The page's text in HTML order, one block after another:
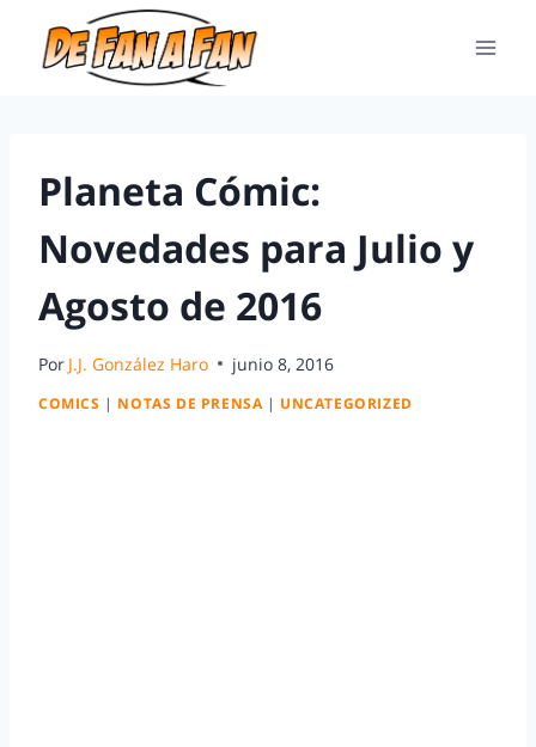
Planeta Cómic:
Novedades para Julio y
Agosto de 2016
Por J.J. González Haro junio 8, 2016
COMICS | NOTAS DE PRENSA | UNCATEGORIZED